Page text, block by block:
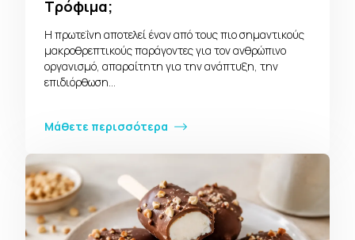
Τρόφιμα;
Η πρωτεΐνη αποτελεί έναν από τους πιο σημαντικούς
μακροθρεπτικούς παράγοντες για τον ανθρώπινο
οργανισμό, απαραίτητη για την ανάπτυξη, την
επιδιόρθωση…
Μάθετε περισσότερα